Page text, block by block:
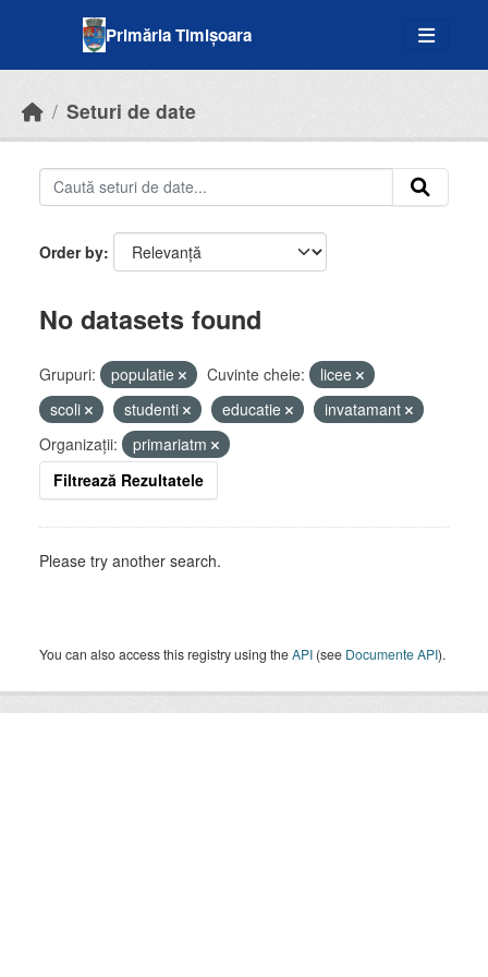
Primăria Timișoara
Seturi de date
Order by
No datasets found
Grupuri: populatie Cuvinte cheie:
licee
scoli
studenti educatie
invatamant
Organizații:
primariatm
Filtrează Rezultatele
Please try another search.
You can also access this registry using theAPI (see Documente API).